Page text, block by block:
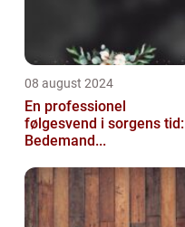
08 august 2024
En professionel
følgesvend i sorgens tid:
Bedemand...